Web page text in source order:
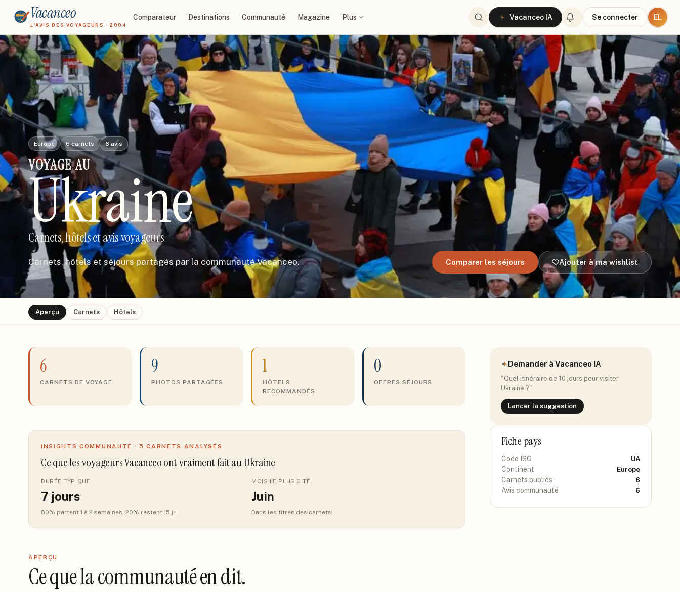
Vacanceo
L'AVIS DES VOYAGEURS · 2004
Comparateur Destinations Communauté Magazine Plus Vacanceo IA Se connecter EL
Europe 6carnets 6 avis
VOYAGEAU
Ukraine
Carnets, hôtels et avis voyageurs
Carnets, hôtels et séjours partagés par la communauté Vacanceo. Comparer les séjours Ajouter à ma wishlist
Aperçu Carnets Hôtels
6
CARNETS DE VOYAGE
9
PHOTOS PARTAGÉES
1
HÔTELS
RECOMMANDÉS
0
OFFRES SÉJOURS
INSIGHTS COMMUNAUTÉ · 5 CARNETS ANALYSÉS
Ce que les voyageurs Vacanceo ont vraiment faitau Ukraine
DURÉE TYPIQUE
7 jours
80% partent 1 à 2 semaines, 20% restent 15 j+
MOIS LE PLUS CITÉ
Juin
Dans les titres des carnets
APERÇU
Ce que la communauté en dit.
Demander à Vacanceo IA
"Quel itinéraire de 10 jours pour visiter
Ukraine ?"
Lancer la suggestion
Fiche pays
Code ISO UA
Continent Europe
Carnets publiés 6
Avis communauté 6